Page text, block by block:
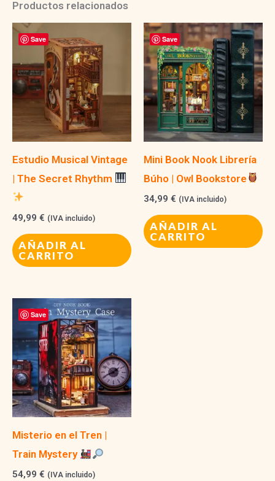
Productos relacionados
Save
Estudio Musical Vintage
| The Secret Rhythm
49,99 € (IVA incluido)
AÑADIR AL
CARRITO
Save
Mini Book Nook Librería
Búho | Owl Bookstore
34,99 € (IVA incluido)
AÑADIR AL
CARRITO
Save
Misterio en el Tren |
Train Mystery
54,99 € (IVA incluido)